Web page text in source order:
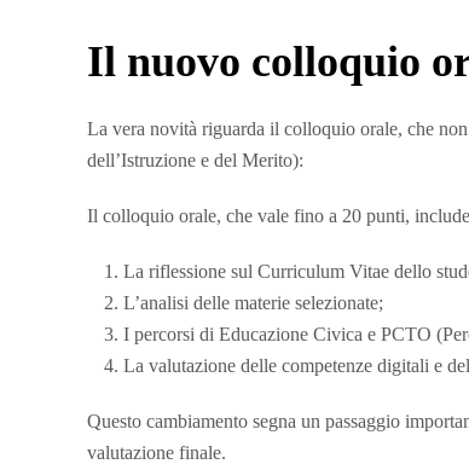
Il nuovo colloquio
La vera novità riguarda il colloquio orale, che
dell’Istruzione e del Merito):
Il colloquio orale, che vale fino a 20 punti,
La riflessione sul Curriculum Vitae dello
L’analisi delle materie selezionate;
I percorsi di Educazione Civica e PCTO
La valutazione delle competenze digitali e
Questo cambiamento segna un passaggio
valutazione finale.